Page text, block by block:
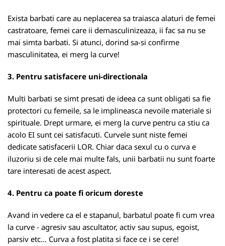
Exista barbati care au neplacerea sa traiasca alaturi de femei
castratoare, femei care ii demasculinizeaza, ii fac sa nu se
mai simta barbati. Si atunci, dorind sa-si confirme
masculinitatea, ei merg la curve!
3. Pentru satisfacere uni-directionala
Multi barbati se simt presati de ideea ca sunt obligati sa fie
protectori cu femeile, sa le implineasca nevoile materiale si
spirituale. Drept urmare, ei merg la curve pentru ca stiu ca
acolo EI sunt cei satisfacuti. Curvele sunt niste femei
dedicate satisfacerii LOR. Chiar daca sexul cu o curva e
iluzoriu si de cele mai multe fals, unii barbatii nu sunt foarte
tare interesati de acest aspect.
4. Pentru ca poate fi oricum doreste
Avand in vedere ca el e stapanul, barbatul poate fi cum vrea
la curve - agresiv sau ascultator, activ sau supus, egoist,
parsiv etc... Curva a fost platita si face ce i se cere!